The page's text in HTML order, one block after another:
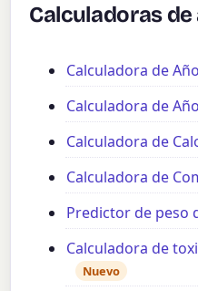
Calculadoras
Calculadora de
Calculadora de
Calculadora de
Calculadora de
Predictor de peso
Calculadora de
Nuevo